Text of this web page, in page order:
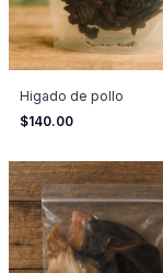
Higado de pollo
$140.00